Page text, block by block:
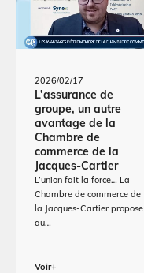
2026/02/17
L’assurance de
groupe, un autre
avantage de la
Chambre de
commerce de la
Jacques-Cartier
L’union fait la force… La
Chambre de commerce de
la Jacques-Cartier propose
au…
Voir+